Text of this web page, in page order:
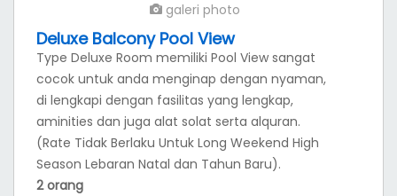
galeri photo
Deluxe Balcony Pool View
Type Deluxe Room memiliki Pool View sangat
cocok untuk anda menginap dengan nyaman,
di lengkapi dengan fasilitas yang lengkap,
aminities dan juga alat solat serta alquran.
(Rate Tidak Berlaku Untuk Long Weekend High
Season Lebaran Natal dan Tahun Baru).
2 orang